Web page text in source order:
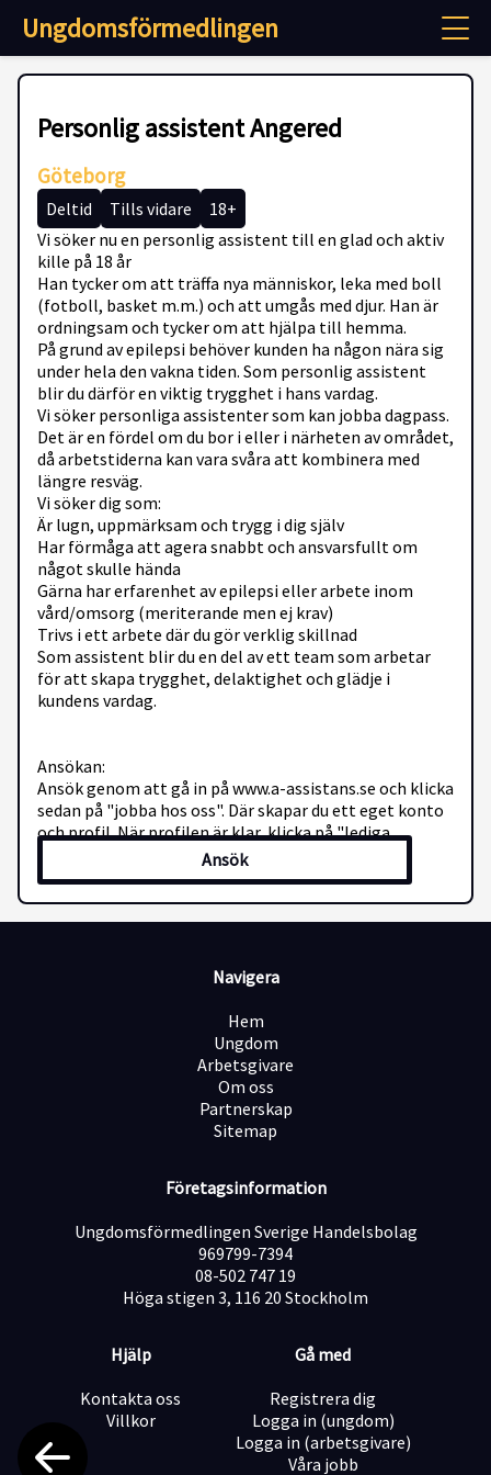
Ungdomsförmedlingen
Personlig assistent Angered
Göteborg
Deltid Tills vidare
18+
Vi söker nu en personlig assistent till en glad och aktiv
kille på 18 år
Han tycker om att träffa nya människor, leka med boll
(fotboll, basket m.m.) och att umgås med djur. Han är
ordningsam och tycker om att hjälpa till hemma.
På grund av epilepsi behöver kunden ha någon nära sig
under hela den vakna tiden. Som personlig assistent
blir du därför en viktig trygghet i hans vardag.
Vi söker personliga assistenter som kan jobba dagpass.
Det är en fördel om du bor i eller i närheten av området,
då arbetstiderna kan vara svåra att kombinera med
längre resväg.
Vi söker dig som:
Är lugn, uppmärksam och trygg i dig själv
Har förmåga att agera snabbt och ansvarsfullt om
något skulle hända
Gärna har erfarenhet av epilepsi eller arbete inom
vård/omsorg (meriterande men ej krav)
Trivs i ett arbete där du gör verklig skillnad
Som assistent blir du en del av ett team som arbetar
för att skapa trygghet, delaktighet och glädje i
kundens vardag.
Ansökan:
Ansök genom att gå in på www.a-assistans.se och klicka
sedan på "jobba hos oss". Där skapar du ett eget konto
och profil. När profilen är klar, klicka på "lediga
tjänster" och sök denna tjänst. Ansökningarna
behandlas löpande så tjänsterna kan komma att
tillsättas innan sista ansökningsdag.
Om oss:
hela landet. Vi har drygt 600 personliga assistenter
Östersund, Stockholm och Umeå. Målet med vår
verksamhet är att våra kunder ska kunna leva ett så
självständigt liv som möjligt. Vi har kollektivavtal:
Kommunal och Fremia för personliga assistenter.
Semester -, OB- ersättning och andra lönetillägg
tillkommer enligt avtal. Vi erbjuder även
på arbetet och andra förmåner.
Ansök
Navigera
Hem
Ungdom
Arbetsgivare
Om oss
Partnerskap
Sitemap
Företagsinformation
Ungdomsförmedlingen Sverige Handelsbolag
969799-7394
08-502 747 19
Höga stigen 3, 116 20 Stockholm
Hjälp
Kontakta oss
Villkor
Gå med
Registrera dig
Logga in (ungdom)
Logga in (arbetsgivare)
Våra jobb